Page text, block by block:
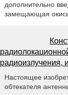
дополнительно
замещающая
радиоизлучения,
Настоящее
обтекателя